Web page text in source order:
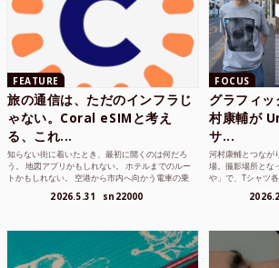
FEATURE
旅の通信は、ただのインフラじ
ゃない。Coral eSIMと考え
る、これ...
知らない街に着いたとき、最初に開くのは何だろ
う。 地図アプリかもしれない。 ホテルまでのルー
トかもしれない。 空港から市内へ向かう電車の乗
2026.5.31 sn22000
FOCUS
グラフィ
村康輔が
サ...
河村康輔とつなが
場。撮影場所とな
や」で、Tシャツ